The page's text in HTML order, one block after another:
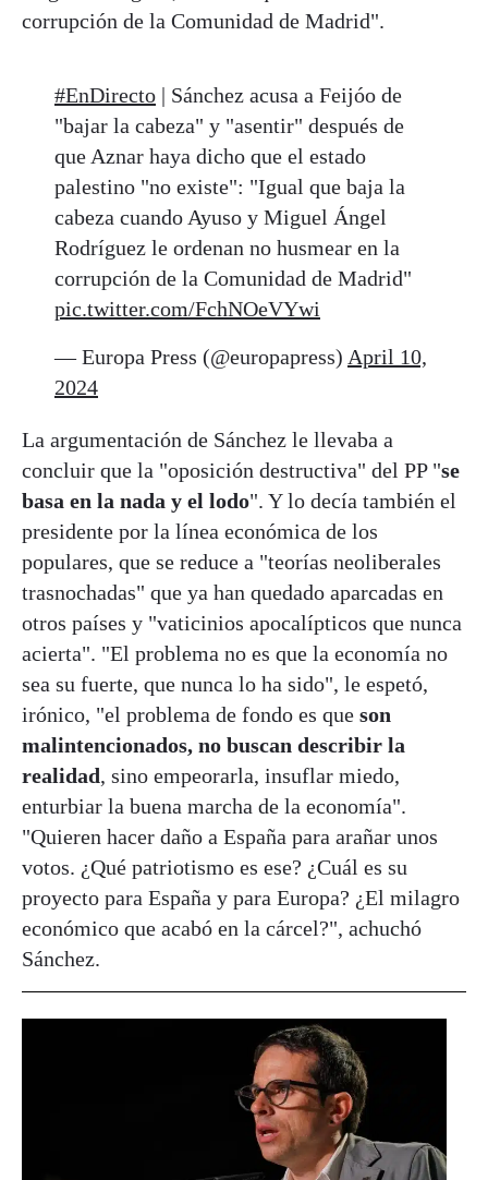
corrupción de la Comunidad de Madrid".
#EnDirecto | Sánchez acusa a Feijóo de
"bajar la cabeza" y "asentir" después de
que Aznar haya dicho que el estado
palestino "no existe": "Igual que baja la
cabeza cuando Ayuso y Miguel Ángel
Rodríguez le ordenan no husmear en la
corrupción de la Comunidad de Madrid"
pic.twitter.com/FchNOeVYwi
— Europa Press (@europapress) April 10,
2024
La argumentación de Sánchez le llevaba a
concluir que la "oposición destructiva" del PP "se
basa en la nada y el lodo". Y lo decía también el
presidente por la línea económica de los
populares, que se reduce a "teorías neoliberales
trasnochadas" que ya han quedado aparcadas en
otros países y "vaticinios apocalípticos que nunca
acierta". "El problema no es que la economía no
sea su fuerte, que nunca lo ha sido", le espetó,
irónico, "el problema de fondo es que son
malintencionados, no buscan describir la
realidad, sino empeorarla, insuflar miedo,
enturbiar la buena marcha de la economía".
"Quieren hacer daño a España para arañar unos
votos. ¿Qué patriotismo es ese? ¿Cuál es su
proyecto para España y para Europa? ¿El milagro
económico que acabó en la cárcel?", achuchó
Sánchez.